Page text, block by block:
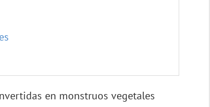
en monstruos vegetales